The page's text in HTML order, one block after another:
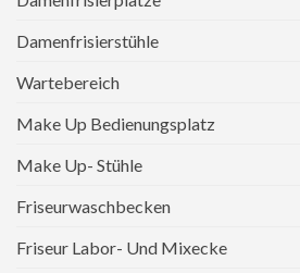
Damenfrisierstühle
Wartebereich
Make Up Bedienungsplatz
Make Up- Stühle
Friseurwaschbecken
Friseur Labor- Und Mixecke